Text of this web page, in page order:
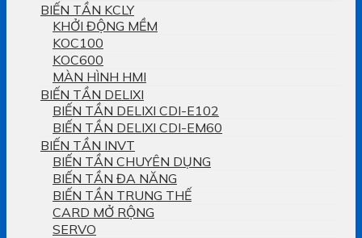
BIẾN TẦN KCLY
KHỞI ĐỘNG MỀM
KOC100
KOC600
MÀN HÌNH HMI
BIẾN TẦN DELIXI
BIẾN TẦN DELIXI CDI-E102
BIẾN TẦN DELIXI CDI-EM60
BIẾN TẦN INVT
BIẾN TẦN CHUYÊN DỤNG
BIẾN TẦN ĐA NĂNG
BIẾN TẦN TRUNG THẾ
CARD MỞ RỘNG
SERVO